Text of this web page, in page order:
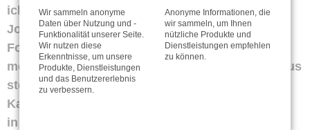
ich es unterlassen, den mir gut bekannten
Journalisten darauf hinzuweisen. Inhalt und
Format der eigenen Äußerungen lassen sich
meines Erachtens bei gehöriger Obacht durchaus
steuern, allerdings mit einer Einschränkung.
Kaum zu beeinflussen ist, ob die eigenen Worte
in einer großen oder kleinen Meldung oder gar
Wir sammeln anonyme
Daten über Nutzung und -
Funktionalität unserer Seite.
Wir nutzen diese
Erkenntnisse, um unsere
Produkte, Dienstleistungen
und das Benutzererlebnis
zu verbessern.
Anonyme Informationen, die
wir sammeln, um Ihnen
nützliche Produkte und
Dienstleistungen empfehlen
zu können.